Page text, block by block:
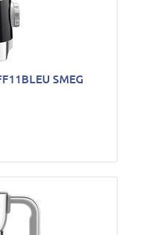
SMEG